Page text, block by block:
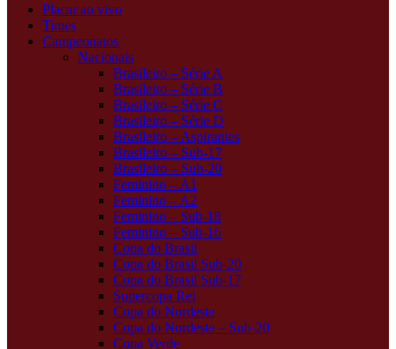
Placar ao vivo
Times
Campeonatos
Nacionais
Brasileiro – Série A
Brasileiro – Série B
Brasileiro – Série C
Brasileiro – Série D
Brasileiro – Aspirantes
Brasileiro – Sub-17
Brasileiro – Sub-20
Feminino – A1
Feminino – A2
Feminino – Sub-18
Feminino – Sub-16
Copa do Brasil
Copa do Brasil Sub-20
Copa do Brasil Sub-17
Supercopa Rei
Copa do Nordeste
Copa do Nordeste – Sub-20
Copa Verde